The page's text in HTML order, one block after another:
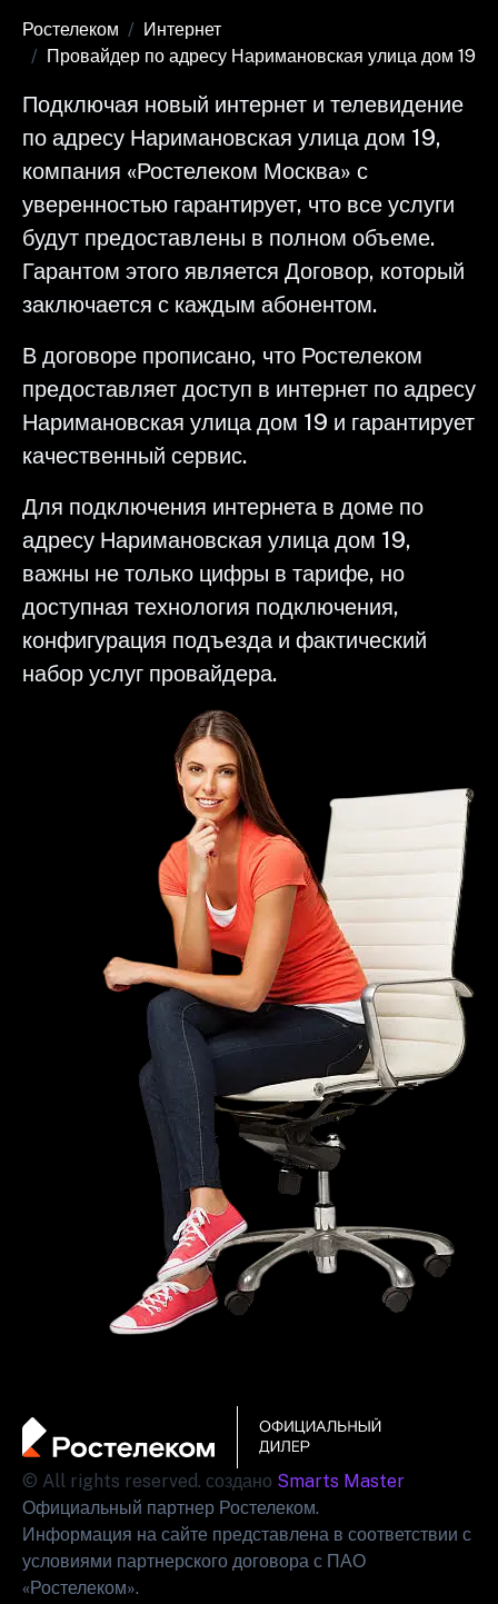
Ростелеком
Интернет
Провайдер по адресу Наримановская улица дом 19
Подключая новый интернет и телевидение
по адресу Наримановская улица дом 19,
компания «Ростелеком Москва» с
уверенностью гарантирует, что все услуги
будут предоставлены в полном объеме.
Гарантом этого является Договор, который
заключается с каждым абонентом.
В договоре прописано, что Ростелеком
предоставляет доступ в интернет по адресу
Наримановская улица дом 19 и гарантирует
качественный сервис.
Для подключения интернета в доме по
адресу Наримановская улица дом 19,
важны не только цифры в тарифе, но
доступная технология подключения,
конфигурация подъезда и фактический
набор услуг провайдера.
© All rights reserved. создано Smarts Master
Официальный партнер Ростелеком.
Информация на сайте представлена в соответствии с
условиями партнерского договора с ПАО
«Ростелеком».